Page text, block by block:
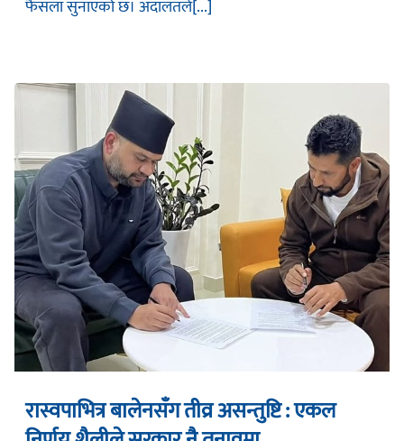
फैसला सुनाएको छ। अदालतले[...]
रास्वपाभित्र बालेनसँग तीव्र असन्तुष्टि : एकल